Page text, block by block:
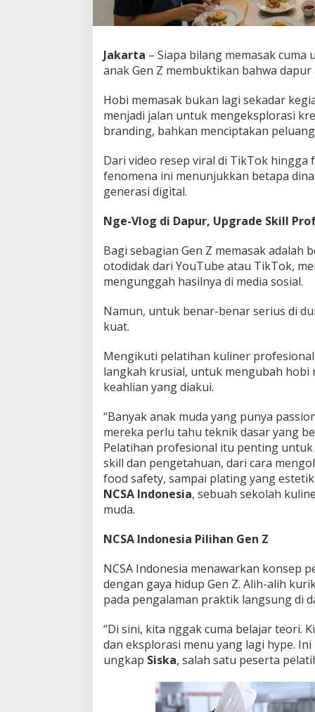
a
p
G
e
n
J
a
i
a
n
u
S
e
b
a
a
a
g
g
n
g
a
r
u
?
Jakarta – Siapa bilang memasak
anak Gen Z membuktikan bahwa
Hobi memasak bukan lagi sekadar
menjadi jalan untuk mengeksplorasi
branding, bahkan menciptakan
Dari video resep viral di TikTok hingga
fenomena ini menunjukkan betapa
generasi digital.
Nge-Vlog di Dapur, Upgrade Skill
Bagi sebagian Gen Z memasak adalah
otodidak dari YouTube atau TikTok,
mengunggah hasilnya di media sosial.
Namun, untuk benar-benar serius di
kuat.
Mengikuti pelatihan kuliner
langkah krusial, untuk mengubah hobi
keahlian yang diakui.
“Banyak anak muda yang punya
mereka perlu tahu teknik dasar yang
Pelatihan profesional itu penting untuk
skill dan pengetahuan, dari cara
food safety, sampai plating yang
NCSA Indonesia, sebuah sekolah
muda.
NCSA Indonesia Pilihan Gen Z
NCSA Indonesia menawarkan konsep
dengan gaya hidup Gen Z. Alih-alih
pada pengalaman praktik langsung di
“Di sini, kita nggak cuma belajar teori.
dan eksplorasi menu yang lagi hype.
ungkap Siska, salah satu peserta